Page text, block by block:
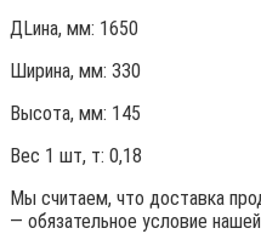
ДLина, мм: 1650
Ширина, мм: 330
Высота, мм: 145
Вес 1 шт, т: 0,18
Мы считаем, что доставка
— обязательное условие